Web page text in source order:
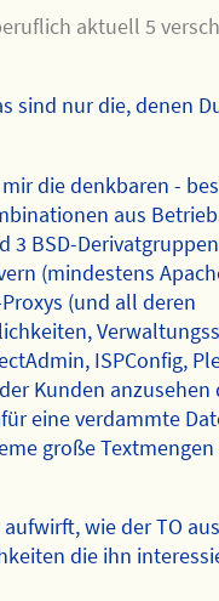
aktuell 5
sind nur die, denen
die denkbaren -
aus
3 BSD-
(mindestens
(und all deren
ISPConfig,
Kunden anzusehen
eine verdammte
große
wie der TO
die ihn